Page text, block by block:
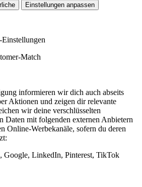
Einstellungen anpassen
Match
informieren wir dich auch abseits
Aktionen und zeigen dir relevante
wir deine verschlüsselten
Daten mit folgenden externen Anbietern
Online-Werbekanäle, sofern du deren
Google, LinkedIn, Pinterest, TikTok